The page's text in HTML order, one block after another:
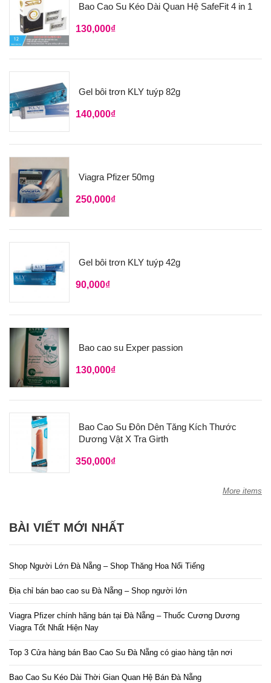
Bao Cao Su Kéo Dài Quan Hệ SafeFit 4 in 1
130,000₫
Gel bôi trơn KLY tuýp 82g
140,000₫
Viagra Pfizer 50mg
250,000₫
Gel bôi trơn KLY tuýp 42g
90,000₫
Bao cao su Exper passion
130,000₫
Bao Cao Su Đôn Dên Tăng Kích Thước
Dương Vật X Tra Girth
350,000₫
More items
BÀI VIẾT MỚI NHẤT
Shop Người Lớn Đà Nẵng – Shop Thăng Hoa Nổi Tiếng
Địa chỉ bán bao cao su Đà Nẵng – Shop người lớn
Viagra Pfizer chính hãng bán tại Đà Nẵng – Thuốc Cương Dương
Viagra Tốt Nhất Hiện Nay
Top 3 Cửa hàng bán Bao Cao Su Đà Nẵng có giao hàng tận nơi
Bao Cao Su Kéo Dài Thời Gian Quan Hệ Bán Đà Nẵng